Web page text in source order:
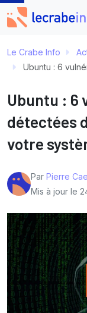
Le Crabe Info
Ubuntu : 6
Ubuntu : 6
détectées
votre
Par Pierre
Mis à jour le